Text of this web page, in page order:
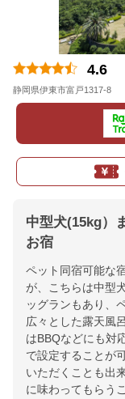
4.6
静岡県伊東市富戸1317-8
中型犬(15kg）
お宿
ペット同宿可能な
が、こちらは中型
ッグランもあり、
広々とした露天風
はBBQなどにも対
で設定することが
いただくことも出
に味わってもらう